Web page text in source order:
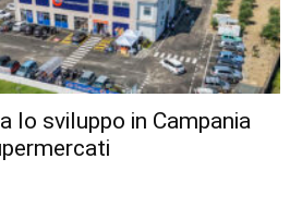
lo sviluppo in Campania